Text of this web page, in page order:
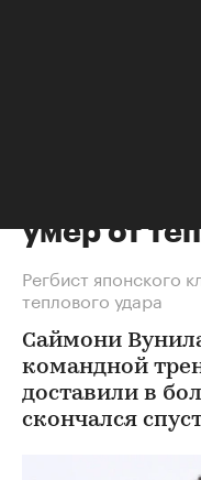
умер от
Регбист японского
теплового удара
Саймони
командной
доставили в
скончался